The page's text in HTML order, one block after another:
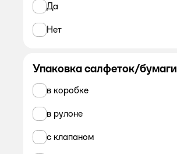
Все
AURA
AURA Family
FRESHLAND
Да
Нет
Упаковка салфеток/бумаги
в коробке
в рулоне
с клапаном